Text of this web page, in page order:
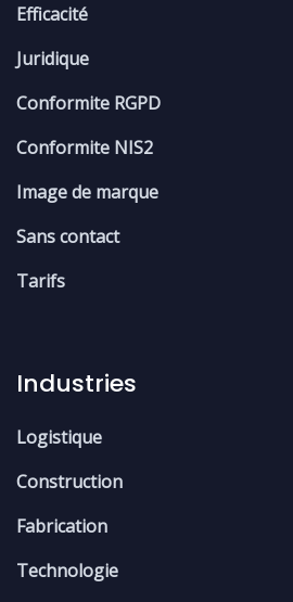
Efficacité
Juridique
Conformite RGPD
Conformite NIS2
Image de marque
Sans contact
Tarifs
Industries
Logistique
Construction
Fabrication
Technologie